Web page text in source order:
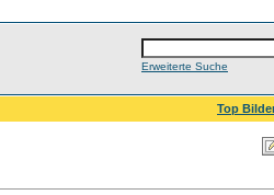
Erweiterte Suche
Top